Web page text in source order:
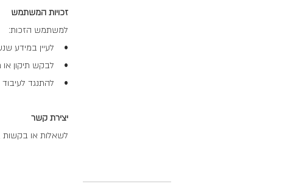
זכויות המשתמש
למשתמש הזכות:
• לעיין במידע
• לבקש תיקון או
• להתנגד לעיבוד
יצירת קשר
לשאלות או בקשות